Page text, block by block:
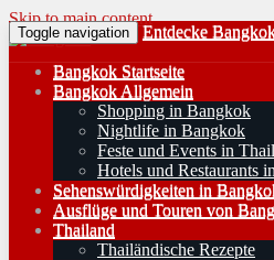
Skip to main content
Toggle navigation Entdecke
Bangkok Startseite
Bangkok Allgemein
Shopping in Bangkok
Nightlife in Bangkok
Feste und Events in
Hotels und Restaurants
Sehenswürdigkeiten in
Ausflüge und Touren von
Thailand
Thailändische Rezepte